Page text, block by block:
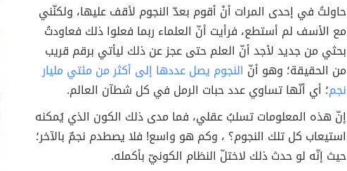
حاولتُ في إحدى المرات أنْ أقوم بعدّ النجوم لأقف عليها، ولكنّني
مع الأسف لم أستطع، فرأيت أنّ العلماء ربما فعلوا ذلك فعاودتُ
بحثي من جديد لأجد أنّ العلم حتى عجز عن ذلك ليأتي برقم قريب
من الحقيقة؛ وهو أنّ النجوم يصل عددها إلى أكثر من مئتي مليار
نجم؛ أي أنّها تساوي عدد حبات الرمل في كل شطآن العالم.
إنّ هذه المعلومات تسلبُ عقلي، فما مدى ذلك الكون الذي يُمكنه
استيعاب كل تلك النجوم؟ ، وكم هو واسع! فلا يصطدم نجمٌ بالآخر؛
حيث إنّه لو حدث ذلك لاختلّ النظام الكونيّ بأكمله.